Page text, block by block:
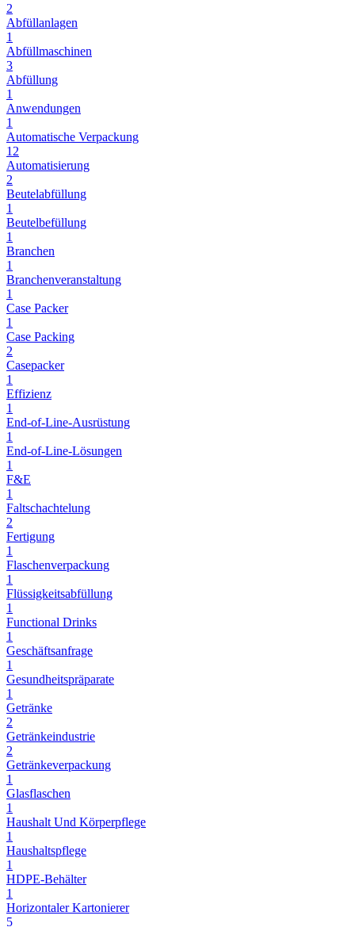
2
Abfüllanlagen
1
Abfüllmaschinen
3
Abfüllung
1
Anwendungen
1
Automatische Verpackung
12
Automatisierung
2
Beutelabfüllung
1
Beutelbefüllung
1
Branchen
1
Branchenveranstaltung
1
Case Packer
1
Case Packing
2
Casepacker
1
Effizienz
1
End-of-Line-Ausrüstung
1
End-of-Line-Lösungen
1
F&E
1
Faltschachtelung
2
Fertigung
1
Flaschenverpackung
1
Flüssigkeitsabfüllung
1
Functional Drinks
1
Geschäftsanfrage
1
Gesundheitspräparate
1
Getränke
2
Getränkeindustrie
2
Getränkeverpackung
1
Glasflaschen
1
Haushalt Und Körperpflege
1
Haushaltspflege
1
HDPE-Behälter
1
Horizontaler Kartonierer
5